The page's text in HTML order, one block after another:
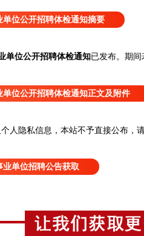
单位公开招聘体检通知摘要
单位公开招聘体检通知已发布。 期间
单位公开招聘体检通知正文及附件
隐私信息，本站不予直接公布，
单位招聘公告获取